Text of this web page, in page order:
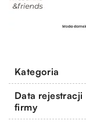
Kategoria
Data rejestracji
firmy